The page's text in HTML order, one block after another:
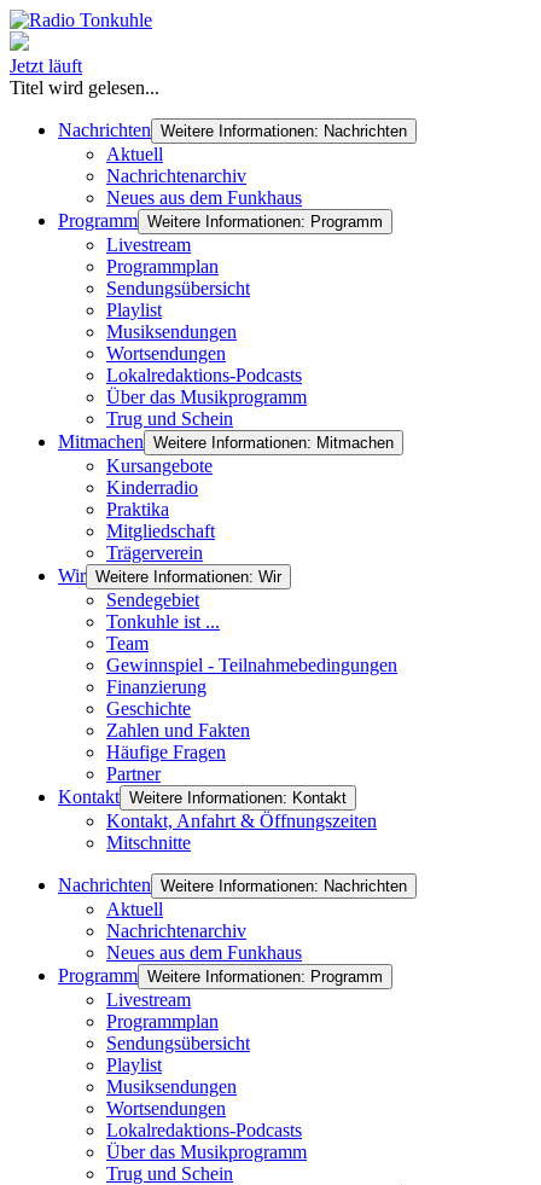
Jetzt läuft
Titel wird gelesen...
Nachrichten Weitere Informationen: Nachrichten
Aktuell
Nachrichtenarchiv
Neues aus dem Funkhaus
Programm Weitere Informationen: Programm
Livestream
Programmplan
Sendungsübersicht
Playlist
Musiksendungen
Wortsendungen
Lokalredaktions-Podcasts
Über das Musikprogramm
Trug und Schein
Mitmachen Weitere Informationen: Mitmachen
Kursangebote
Kinderradio
Praktika
Mitgliedschaft
Trägerverein
Wir Weitere Informationen: Wir
Sendegebiet
Tonkuhle ist ...
Team
Gewinnspiel - Teilnahmebedingungen
Finanzierung
Geschichte
Zahlen und Fakten
Häufige Fragen
Partner
Kontakt Weitere Informationen: Kontakt
Kontakt, Anfahrt & Öffnungszeiten
Mitschnitte
Nachrichten Weitere Informationen: Nachrichten
Aktuell
Nachrichtenarchiv
Neues aus dem Funkhaus
Programm Weitere Informationen: Programm
Livestream
Programmplan
Sendungsübersicht
Playlist
Musiksendungen
Wortsendungen
Lokalredaktions-Podcasts
Über das Musikprogramm
Trug und Schein